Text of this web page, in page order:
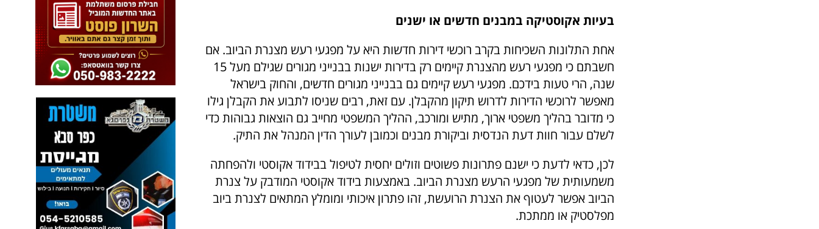
בעיות אקוסטיקה במבנים חדשים או ישנים
אחת התלונות השכיחות בקרב רוכשי דירות חדשות היא על מפגעי רעש מצנרת הביוב. אם
חשבתם כי מפגעי רעש מהצנרת קיימים רק בדירות ישנות בבנייני מגורים שגילם מעל 15
שנה, הרי טעות בידכם. מפגעי רעש קיימים גם בבנייני מגורים חדשים, והחוק בישראל
מאפשר לרוכשי הדירות לדרוש תיקון מהקבלן. עם זאת, רבים שניסו לתבוע את הקבלן גילו
כי מדובר בהליך משפטי ארוך, מתיש ומורכב, ההליך המשפטי מחייב גם הוצאות גבוהות כדי
לשלם עבור חוות דעת הנדסית וביקורת מבנים וכמובן לעורך הדין המנהל את התיק.
לכן, כדאי לדעת כי ישנם פתרונות פשוטים וזולים יחסית לטיפול בבידוד אקוסטי ולהפחתה
משמעותית של מפגעי הרעש מצנרת הביוב. באמצעות בידוד אקוסטי המודבק על צנרת
הביוב אפשר לעטוף את הצנרת הרועשת, זהו פתרון איכותי ומומלץ המתאים לצנרת ביוב
מפלסטיק או ממתכת.